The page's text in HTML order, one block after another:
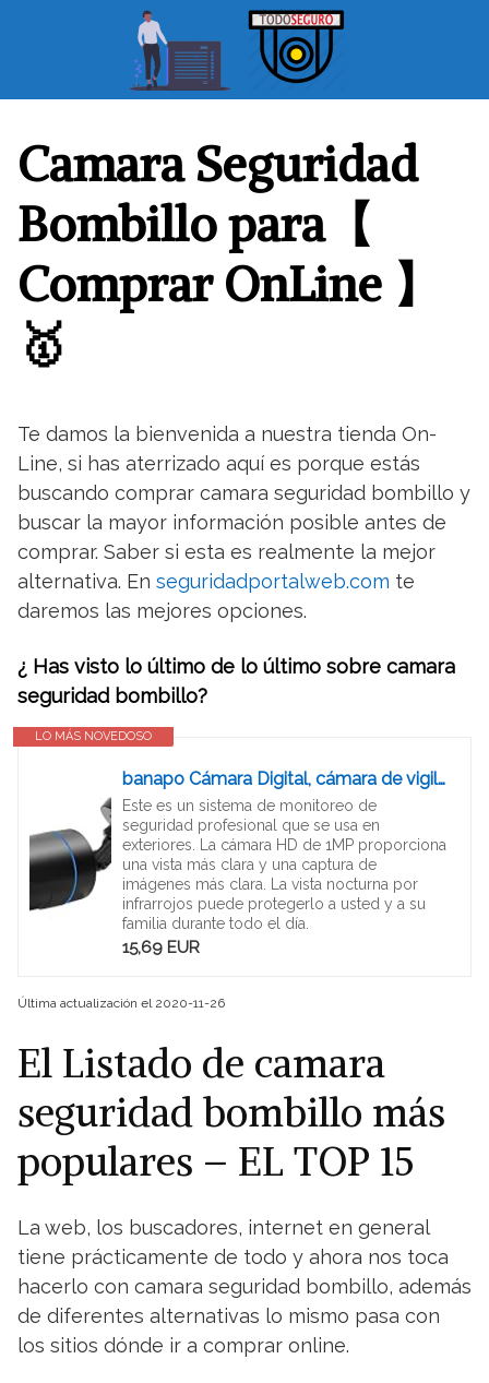
Camara Seguridad
Bombillo para【
Comprar OnLine 】
🥇
Te damos la bienvenida a nuestra tienda On-
Line, si has aterrizado aquí es porque estás
buscando comprar camara seguridad bombillo y
buscar la mayor información posible antes de
comprar. Saber si esta es realmente la mejor
alternativa. En seguridadportalweb.com te
daremos las mejores opciones.
¿ Has visto lo último de lo último sobre camara
seguridad bombillo?
LO MÁS NOVEDOSO
banapo Cámara Digital, cámara de vigilancia Impermeable, para jardín
Este es un sistema de monitoreo de
seguridad profesional que se usa en
exteriores. La cámara HD de 1MP proporciona
una vista más clara y una captura de
imágenes más clara. La vista nocturna por
infrarrojos puede protegerlo a usted y a su
familia durante todo el día.
15,69 EUR
Última actualización el 2020-11-26
El Listado de camara
seguridad bombillo más
populares – EL TOP 15
La web, los buscadores, internet en general
tiene prácticamente de todo y ahora nos toca
hacerlo con camara seguridad bombillo, además
de diferentes alternativas lo mismo pasa con
los sitios dónde ir a comprar online.